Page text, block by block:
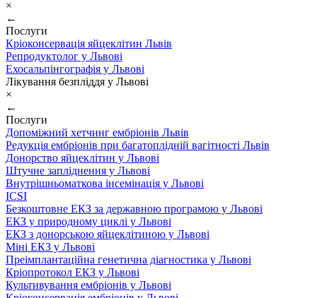
×
←
Послуги
Кріоконсервація яйцеклітин Львів
Репродуктолог у Львові
Ехосальпінгографія у Львові
Лікування безпліддя у Львові
×
←
Послуги
Допоміжний хетчинг ембріонів Львів
Редукція ембріонів при багатоплідній вагітності Львів
Донорство яйцеклітин у Львові
Штучне запліднення у Львові
Внутрішньоматкова інсемінація у Львові
ICSI
Безкоштовне ЕКЗ за державною програмою у Львові
ЕКЗ у природному циклі у Львові
ЕКЗ з донорською яйцеклітиною у Львові
Міні ЕКЗ у Львові
Преімплантаційна генетична діагностика у Львові
Кріопротокол ЕКЗ у Львові
Культивування ембріонів у Львові